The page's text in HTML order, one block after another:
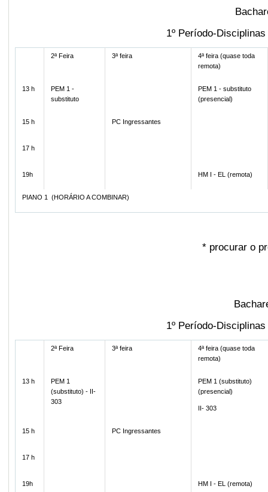
1º Período-
2ª Feira 3ª feira
4ª feira (quase toda
remota)
13 h
PEM 1 -
substituto
PEM 1 - substituto
(presencial)
15 h PC Ingressantes
17 h
19h HM I - EL (remota)
PIANO 1 (HORÁRIO A COMBINAR)
*procurar o
1º Período-
2ª Feira 3ª feira
4ª feira (quase toda
remota)
13 h
PEM 1
(substituto) - II-
303
PEM 1 (substituto)
(presencial)
II- 303
15 h PC Ingressantes
17 h
19h HM I - EL (remota)